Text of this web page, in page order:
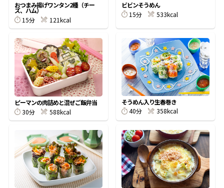
新鮮一番 『氷熟®』
『踊り節』
鰹節屋の
だしパック
おつまみ揚げワンタン2種（チー
ズ、ハム）
15分
121kcal
ビビンそうめん
15分
533kcal
ピーマンの肉詰めと混ぜご飯弁当
30分
588kcal
そうめん入り生春巻き
40分
358kcal